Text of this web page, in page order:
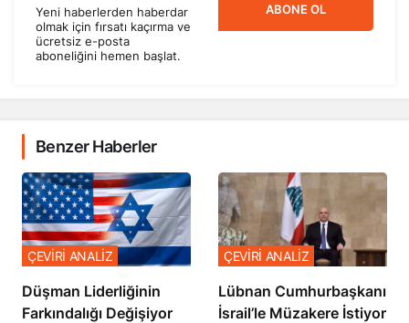
Yeni haberlerden haberdar
olmak için fırsatı kaçırma ve
ücretsiz e-posta
aboneliğini hemen başlat.
ABONE OL
Benzer Haberler
Düşman Liderliğinin
Farkındalığı Değişiyor
ÇEVİRİ ANALİZ
Lübnan Cumhurbaşkanı
İsrail’le Müzakere İstiyor
ÇEVİRİ ANALİZ